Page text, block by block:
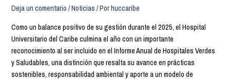
Deja un comentario /Noticias / Porhuccaribe
Como un balance positivo de su gestión durante el 2025, el Hospital
Universitario del Caribe culmina el año con un importante
reconocimiento al ser incluido en el Informe Anual de Hospitales Verdes
y Saludables, una distinción que resalta su avance en prácticas
sostenibles, responsabilidad ambiental y aporte a un modelo de